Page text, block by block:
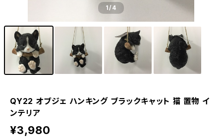
1/4
QY22 オブジェ ハンキング ブラックキャット 猫 置物 イ
ンテリア
¥3,980